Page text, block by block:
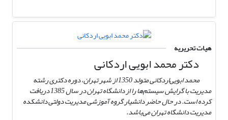
هیات تحریریه
دکتر محمد ابویی اردکانی
محمد ابویی‌اردکانی متولد 1350 از شهر تهران، دوره دکتری رشته
مدیریت با گرایش سیستم‌ها را از دانشگاه تهران در سال 1385 دریافت
کرده است. در حال حاضر دانشیار گروه آموزشی مدیریت دولتی دانشکده
مدیریت دانشگاه تهران می‌باشد.